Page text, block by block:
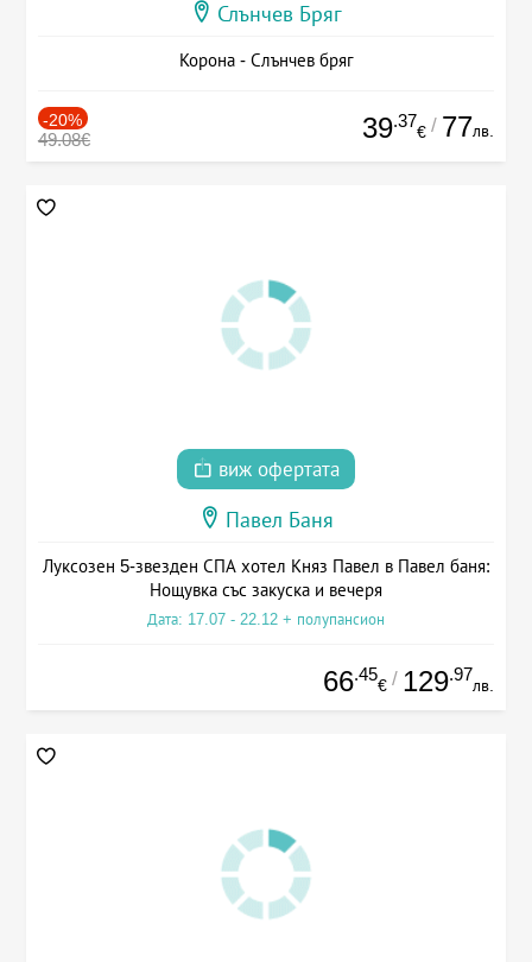
Слънчев Бряг
Корона - Слънчев бряг
-20%
49.08€ 39.37
€ / 77лв.
виж офертата
Павел Баня
Луксозен 5-звезден СПА хотел Княз Павел в Павел баня:
Нощувка със закуска и вечеря
Дата: 17.07 - 22.12 + полупансион
66.45
€ / 129.97
лв.